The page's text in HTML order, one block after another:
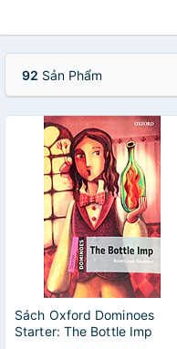
92 Sản Phẩm
Sách Oxford Dominoes
Starter: The Bottle Imp